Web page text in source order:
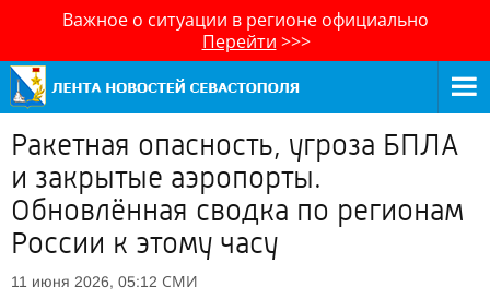
Важное о ситуации в регионе официально
Перейти >>>
Ракетная опасность, угроза БПЛА
и закрытые аэропорты.
Обновлённая сводка по регионам
России к этому часу
11 июня 2026, 05:12 СМИ